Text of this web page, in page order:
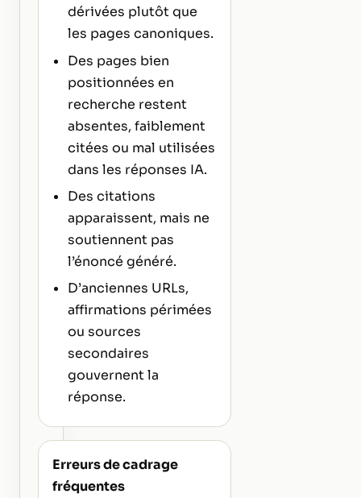
dérivées plutôt que
les pages canoniques.
Des pages bien
positionnées en
recherche restent
absentes, faiblement
citées ou mal utilisées
dans les réponses IA.
Des citations
apparaissent, mais ne
soutiennent pas
l’énoncé généré.
D’anciennes URLs,
affirmations périmées
ou sources
secondaires
gouvernent la
réponse.
Erreurs de cadrage
fréquentes